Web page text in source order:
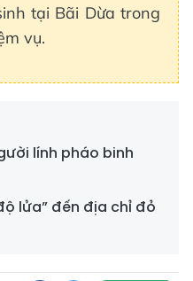
tại Bãi Dừa trong
vụ.
lính pháo binh
lửa” đến địa chỉ đỏ